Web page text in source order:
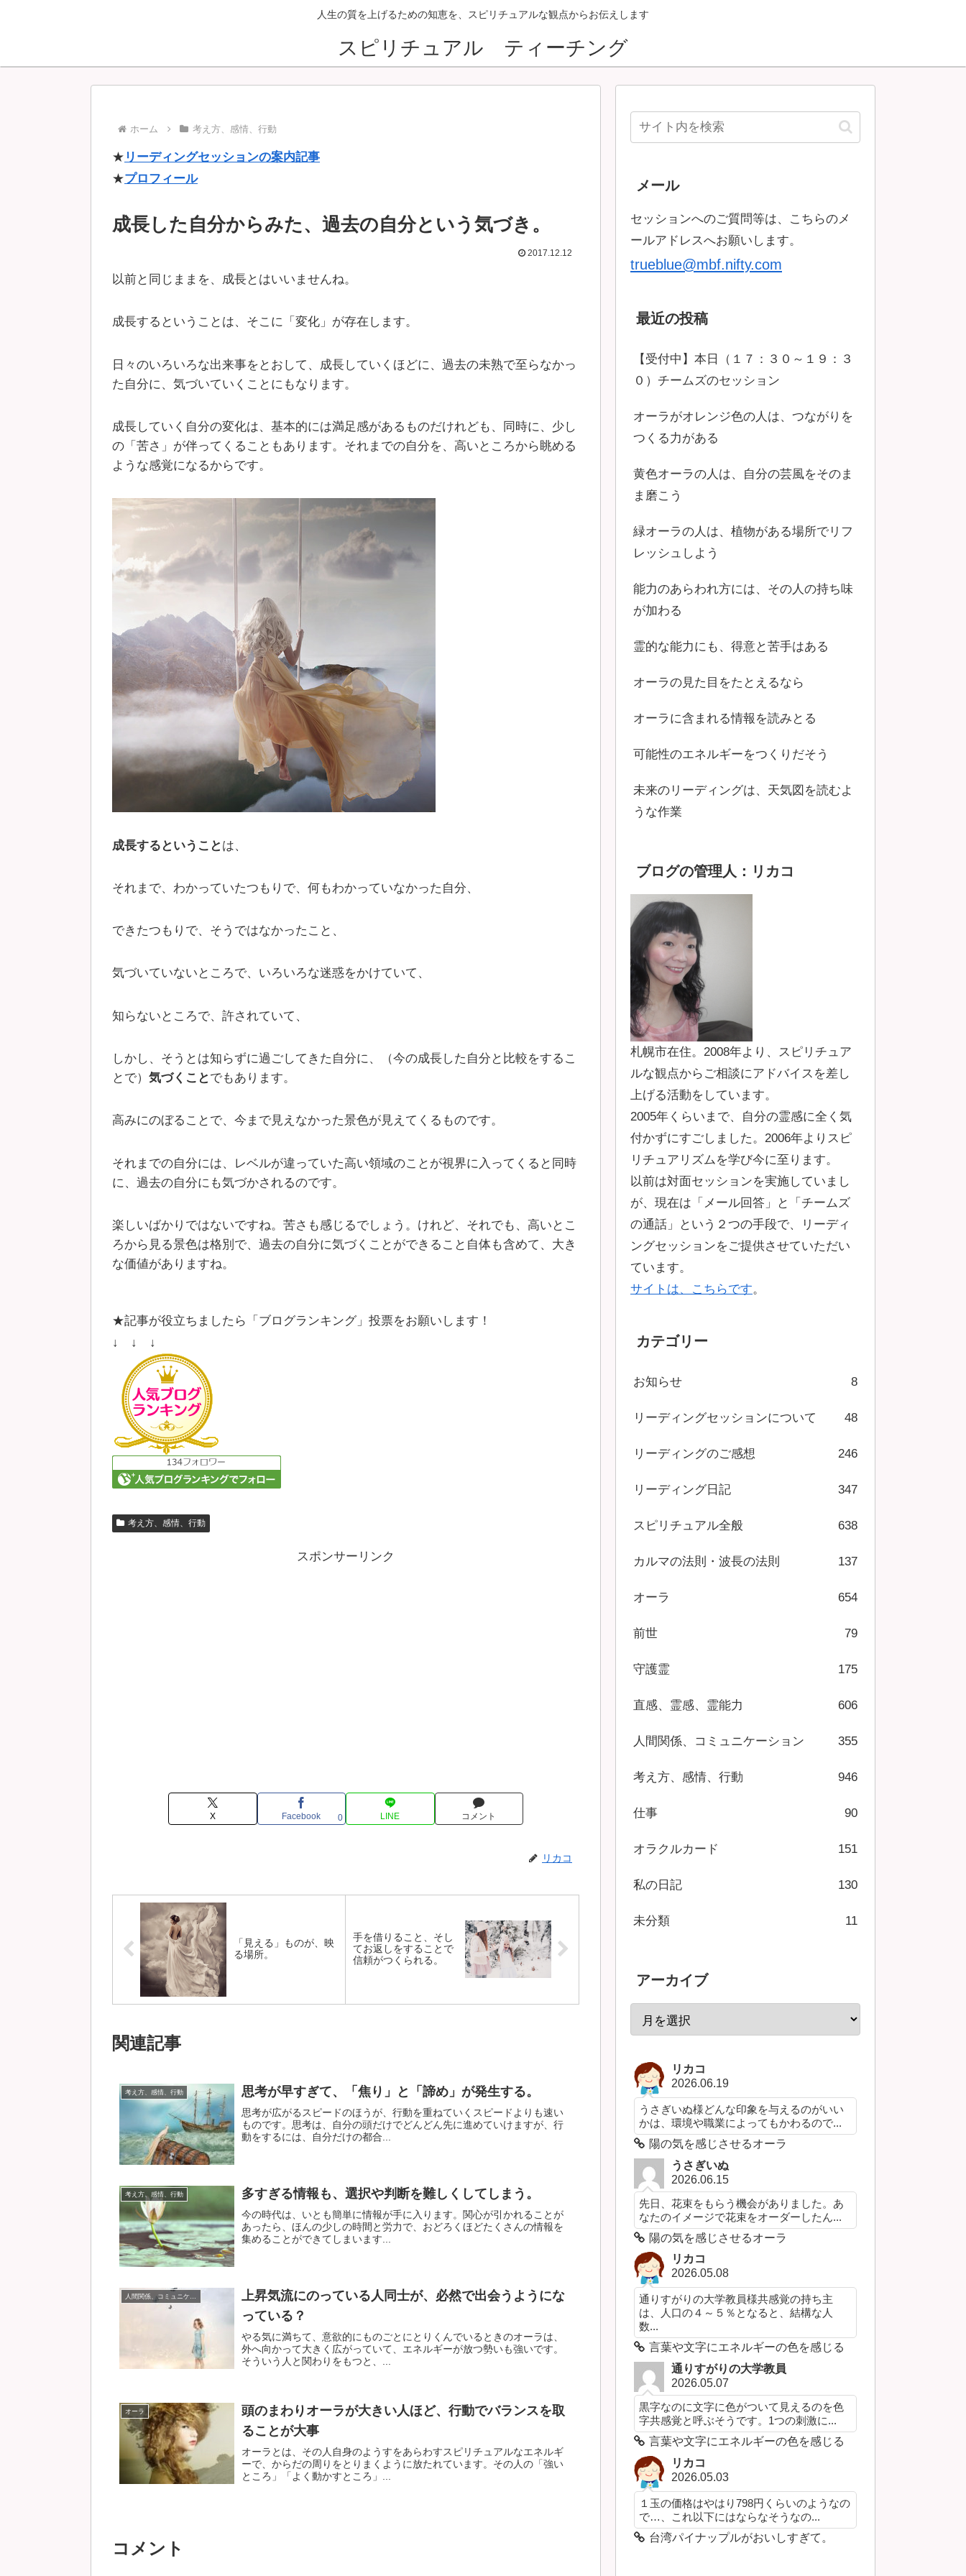
人生の質を上げるための知恵を、スピリチュアルな観点からお伝えします
スピリチュアル ティーチング
ホーム 考え方、感情、行動
★ リーディングセッションの案内記事
★プロフィール
成長した自分からみた、過去の自分という気づき。
2017.12.12
以前と同じままを、成長とはいいませんね。
成長するということは、そこに「変化」が存在します。
日々のいろいろな出来事をとおして、成長していくほどに、過去の未熟で至らなかっ
た自分に、気づいていくことにもなります。
成長していく自分の変化は、基本的には満足感があるものだけれども、同時に、少し
の「苦さ」が伴ってくることもあります。それまでの自分を、高いところから眺める
ような感覚になるからです。
成長するということ は、
それまで、わかっていたつもりで、何もわかっていなかった自分、
できたつもりで、そうではなかったこと、
気づいていないところで、いろいろな迷惑をかけていて、
知らないところで、許されていて、
しかし、そうとは知らずに過ごしてきた自分に、（今の成長した自分と比較をするこ
とで） 気づくこと でもあります。
高みにのぼることで、今まで見えなかった景色が見えてくるものです。
それまでの自分には、レベルが違っていた高い領域のことが視界に入ってくると同時
に、過去の自分にも気づかされるのです。
楽しいばかりではないですね。苦さも感じるでしょう。けれど、それでも、高いとこ
ろから見る景色は格別で、過去の自分に気づくことができること自体も含めて、大き
な価値がありますね。
★記事が役立ちましたら「ブログランキング」投票をお願いします！
↓ ↓ ↓
考え方、感情、行動
スポンサーリンク
X Facebook 0 LINE コメント
リカコ
「見える」ものが、映
る場所。
手を借りること、そし
てお返しをすることで
信頼がつくられる。
関連記事
考え方、感情、行動 思考が早すぎて、「焦り」と「諦め」が発生する。
思考が広がるスピードのほうが、行動を重ねていくスピードよりも速い
ものです。思考は、自分の頭だけでどんどん先に進めていけますが、行
動をするには、自分だけの都合...
考え方、感情、行動 多すぎる情報も、選択や判断を難しくしてしまう。
今の時代は、いとも簡単に情報が手に入ります。関心が引かれることが
あったら、ほんの少しの時間と労力で、おどろくほどたくさんの情報を
集めることができてしまいます...
人間関係、コミュニケーション
上昇気流にのっている人同士が、必然で出会うようにな
っている？
やる気に満ちて、意欲的にものごとにとりくんでいるときのオーラは、
外へ向かって大きく広がっていて、エネルギーが放つ勢いも強いです。
そういう人と関わりをもつと、...
オーラ
頭のまわりオーラが大きい人ほど、行動でバランスを取
ることが大事
オーラとは、その人自身のようすをあらわすスピリチュアルなエネルギ
ーで、からだの周りをとりまくように放たれています。その人の「強い
ところ」「よく動かすところ」...
コメント
メール
セッションへのご質問等は、こちらのメ
ールアドレスへお願いします。
trueblue@mbf.nifty.com
最近の投稿
【受付中】本日（１７：３０～１９：３
０）チームズのセッション
オーラがオレンジ色の人は、つながりを
つくる力がある
黄色オーラの人は、自分の芸風をそのま
ま磨こう
緑オーラの人は、植物がある場所でリフ
レッシュしよう
能力のあらわれ方には、その人の持ち味
が加わる
霊的な能力にも、得意と苦手はある
オーラの見た目をたとえるなら
オーラに含まれる情報を読みとる
可能性のエネルギーをつくりだそう
未来のリーディングは、天気図を読むよ
うな作業
ブログの管理人：リカコ
札幌市在住。2008年より、スピリチュア
ルな観点からご相談にアドバイスを差し
上げる活動をしています。
2005年くらいまで、自分の霊感に全く気
付かずにすごしました。2006年よりスピ
リチュアリズムを学び今に至ります。
以前は対面セッションを実施していまし
が、現在は「メール回答」と「チームズ
の通話」という２つの手段で、リーディ
ングセッションをご提供させていただい
ています。
サイトは、こちらです。
カテゴリー
お知らせ 8
リーディングセッションについて 48
リーディングのご感想 246
リーディング日記 347
スピリチュアル全般 638
カルマの法則・波長の法則 137
オーラ 654
前世 79
守護霊 175
直感、霊感、霊能力 606
人間関係、コミュニケーション 355
考え方、感情、行動 946
仕事 90
オラクルカード 151
私の日記 130
未分類 11
アーカイブ
リカコ
2026.06.19
うさぎいぬ様どんな印象を与えるのがいい
かは、環境や職業によってもかわるので...
陽の気を感じさせるオーラ
うさぎいぬ
2026.06.15
先日、花束をもらう機会がありました。あ
なたのイメージで花束をオーダーしたん...
陽の気を感じさせるオーラ
リカコ
2026.05.08
通りすがりの大学教員様共感覚の持ち主
は、人口の４～５％となると、結構な人
数...
言葉や文字にエネルギーの色を感じる
通りすがりの大学教員
2026.05.07
黒字なのに文字に色がついて見えるのを色
字共感覚と呼ぶそうです。1つの刺激に...
言葉や文字にエネルギーの色を感じる
リカコ
2026.05.03
１玉の価格はやはり798円くらいのようなの
で…、これ以下にはならなそうなの...
台湾パイナップルがおいしすぎて。